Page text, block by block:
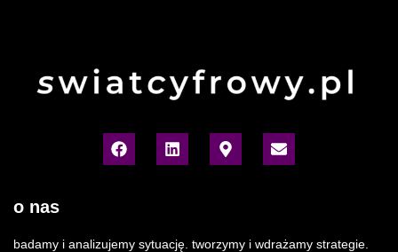
o nas
badamy i analizujemy sytuację. tworzymy i wdrażamy strategie.